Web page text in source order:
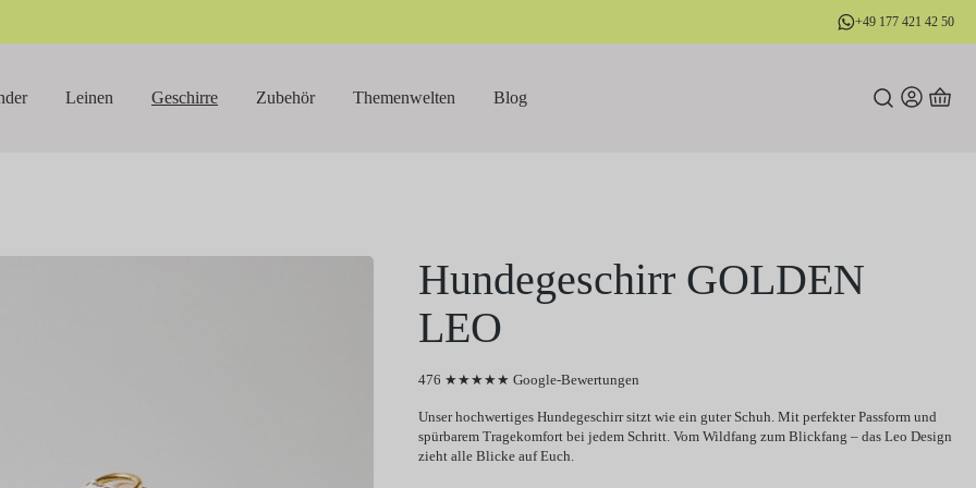
+49 177 421 42 50
Leinen Geschirre Zubehör Themenwelten Blog
Hundegeschirr GOLDEN
LEO
476 ★★★★★ Google-Bewertungen
Unser hochwertiges Hundegeschirr sitzt wie ein guter Schuh. Mit perfekter Passform und
spürbarem Tragekomfort bei jedem Schritt. Vom Wildfang zum Blickfang – das Leo Design
zieht alle Blicke auf Euch.